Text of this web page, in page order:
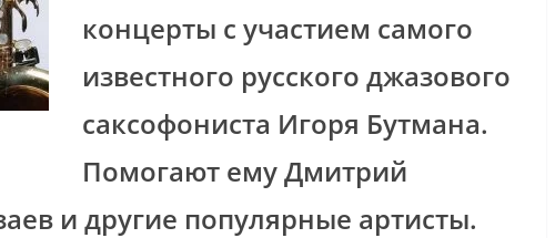
концерты с участием самого
известного русского джазового
саксофониста Игоря Бутмана.
Помогают ему Дмитрий
и другие популярные артисты.